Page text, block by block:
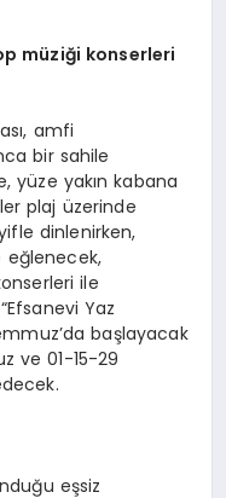
müziği konserleri
amfi
bir sahile
yüze yakın kabana
plaj üzerinde
dinlenirken,
eğlenecek,
ile
Yaz
başlayacak
ve 01-15-29
eşsiz